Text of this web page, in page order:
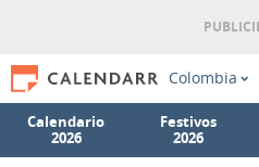
Colombia
Calendario
2026
Festivos
2026